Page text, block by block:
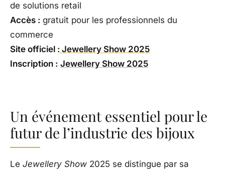
de solutions retail
Accès : gratuit pour les professionnels du
commerce
Site officiel : Jewellery Show 2025
Inscription : Jewellery Show 2025
Un événement essentiel pour le
futur de l’industrie des bijoux
Le Jewellery Show 2025 se distingue par sa